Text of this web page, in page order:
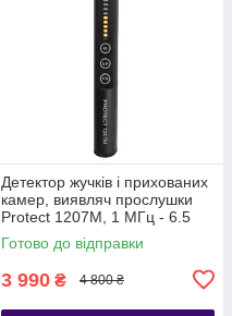
Детектор жучків і прихованих
камер, виявляч прослушки
Protect 1207M, 1 МГц - 6.5
ГГц
Готово до відправки
3 990 ₴ 4 800 ₴